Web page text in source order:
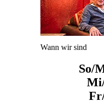
Wann wir sind
So/